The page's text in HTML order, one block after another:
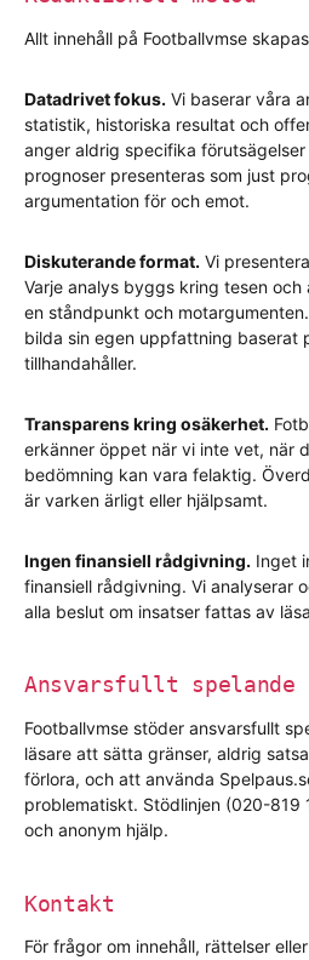
Allt innehåll på Footballvmse
Datadrivet fokus. Vi baserar våra
statistik, historiska resultat och
anger aldrig specifika
prognoser presenteras som just
argumentation för och emot.
Diskuterande format. Vi
Varje analys byggs kring tesen
en ståndpunkt och
bilda sin egen uppfattning baserat
tillhandahåller.
Transparens kring osäkerhet.
erkänner öppet när vi inte vet, när
bedömning kan vara felaktig.
är varken ärligt eller hjälpsamt.
Ingen finansiell rådgivning. Inget
finansiell rådgivning. Vi analyserar
alla beslut om insatser fattas av
Ansvarsfullt spelande
Footballvmse stöder ansvarsfullt
läsare att sätta gränser, aldrig
förlora, och att använda
problematiskt. Stödlinjen (020-819
och anonym hjälp.
Kontakt
För frågor om innehåll, rättelser